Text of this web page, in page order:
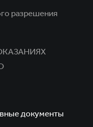
разрешения
документы